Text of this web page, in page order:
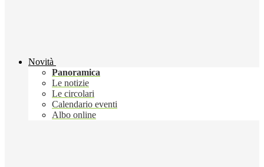
Novità
Panoramica
Le notizie
Le circolari
Calendario eventi
Albo online